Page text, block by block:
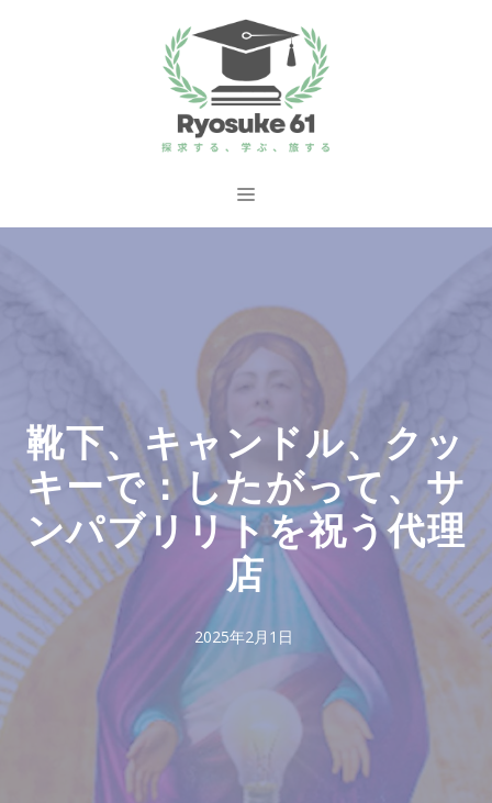
ス
メ
靴下、キャンドル、クッ
キーで：したがって、サ
ンパブリリトを祝う代理
店
2025年2月1日